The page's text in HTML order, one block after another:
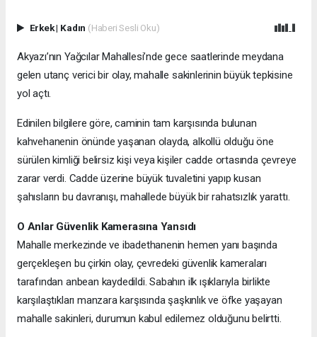
Erkek| Kadın (Haberi Sesli Oku)
Akyazı’nın Yağcılar Mahallesi’nde gece saatlerinde meydana
gelen utanç verici bir olay, mahalle sakinlerinin büyük tepkisine
yol açtı.
Edinilen bilgilere göre, caminin tam karşısında bulunan
kahvehanenin önünde yaşanan olayda, alkollü olduğu öne
sürülen kimliği belirsiz kişi veya kişiler cadde ortasında çevreye
zarar verdi. Cadde üzerine büyük tuvaletini yapıp kusan
şahısların bu davranışı, mahallede büyük bir rahatsızlık yarattı.
O Anlar Güvenlik Kamerasına Yansıdı
Mahalle merkezinde ve ibadethanenin hemen yanı başında
gerçekleşen bu çirkin olay, çevredeki güvenlik kameraları
tarafından anbean kaydedildi. Sabahın ilk ışıklarıyla birlikte
karşılaştıkları manzara karşısında şaşkınlık ve öfke yaşayan
mahalle sakinleri, durumun kabul edilemez olduğunu belirtti.